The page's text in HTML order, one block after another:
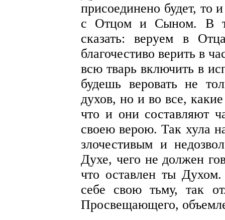
присоединено будет, то
с Отцом и Сыном. В
сказать: веруем в
благочестиво верить в
всю тварь включить в
будешь веровать не
духов, но и во все,
что и они составляют
своею верою. Так хула
злочестивым и
Духе, чего не должен
что оставлен ты
себе свою тьму, так
Просвещающего,